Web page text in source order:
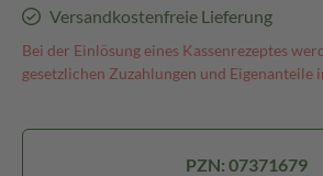
Versandkostenfreie Lieferung
Bei der Einlösung eines Kassenrezeptes
gesetzlichen Zuzahlungen und Eigenanteile
PZN: 07371679